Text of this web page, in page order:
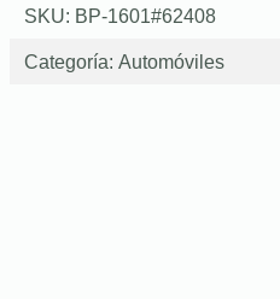
SKU: BP-1601#62408
Categoría: Automóviles